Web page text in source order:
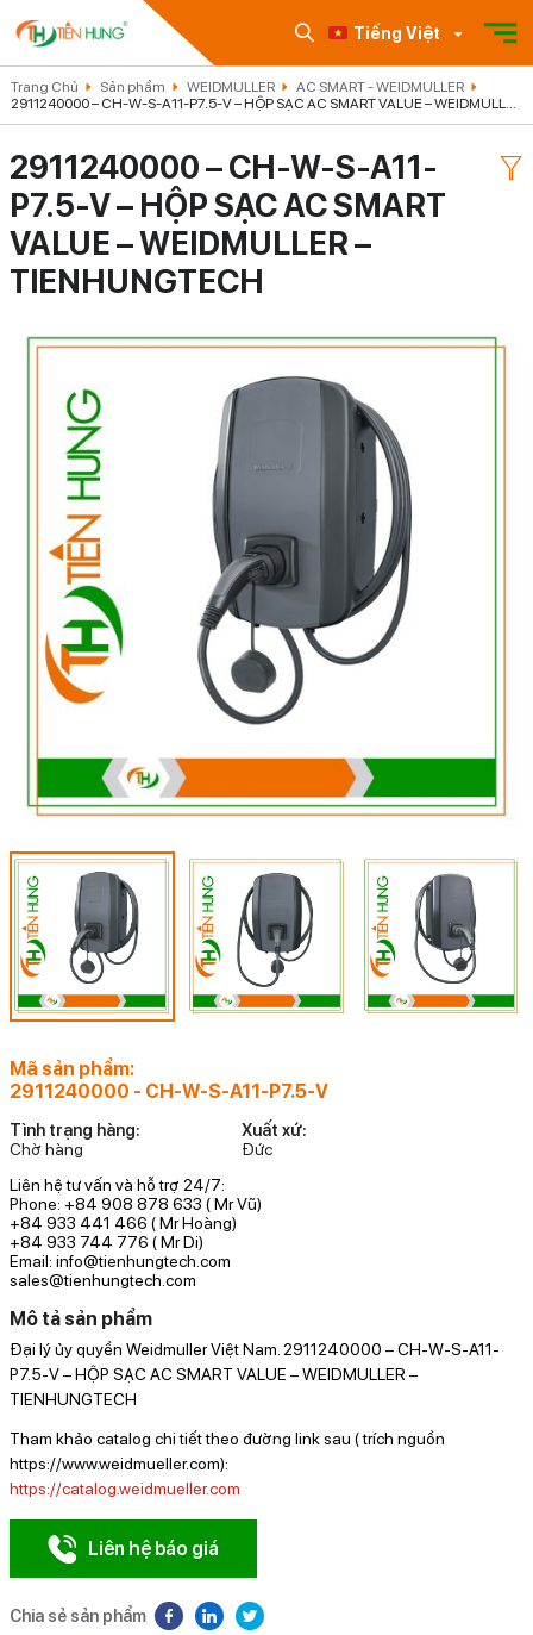
Tiếng Việt
Trang Chủ Sản phẩm WEIDMULLER
AC SMART - WEIDMULLER
2911240000 – CH-W-S-A11-P7.5-V – HỘP SẠC AC SMART VALUE – WEIDMULLER
– TIENHUNGTECH
2911240000 – CH-W-S-A11-
P7.5-V – HỘP SẠC AC SMART
VALUE – WEIDMULLER –
TIENHUNGTECH
Mã sản phẩm:
2911240000 - CH-W-S-A11-P7.5-V
Tình trạng hàng:
Chờ hàng
Xuất xứ:
Đức
Liên hệ tư vấn và hỗ trợ 24/7:
Phone: +84 908 878 633 ( Mr Vũ)
+84 933 441 466 ( Mr Hoàng)
+84 933 744 776 ( Mr Di)
Email: info@tienhungtech.com
sales@tienhungtech.com
Mô tả sản phẩm
Đại lý ủy quyền Weidmuller Việt Nam. 2911240000 – CH-W-S-A11-
P7.5-V – HỘP SẠC AC SMART VALUE – WEIDMULLER –
TIENHUNGTECH
Tham khảo catalog chi tiết theo đường link sau ( trích nguồn
https://www.weidmueller.com):
https://catalog.weidmueller.com
Liên hệ báo giá
Chia sẻ sản phẩm